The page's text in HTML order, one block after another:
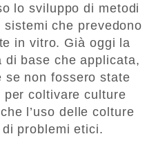
lo sviluppo di metodi
che prevedono
in vitro. Già oggi la
di base che applicata,
se non fossero state
coltivare culture
l’uso delle colture
problemi etici.